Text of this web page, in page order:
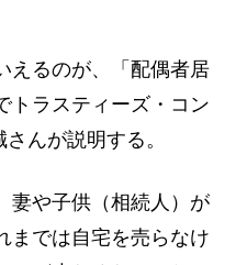
るのが、「配偶者居
トラスティーズ・コン
んが説明する。
妻や子供（相続人）が
までは自宅を売らなけ